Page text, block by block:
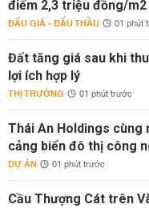
điểm 2,3 triệu đồng/m2
ĐẤU GIÁ - ĐẤU THẦU 01 phút
Đất tăng giá sau khi
lợi ích hợp lý
THỊ TRƯỜNG 01 phút trước
Thái An Holdings cùng
cảng biển đô thị công
DỰ ÁN 01 phút trước
Cầu Thượng Cát trên